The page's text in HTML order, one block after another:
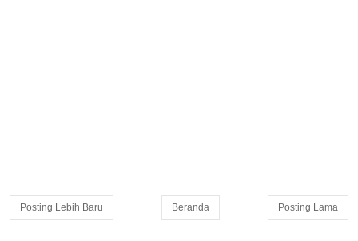
Posting Lebih Baru Posting Lama
Beranda